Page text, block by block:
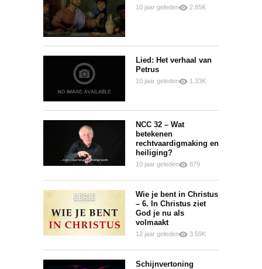
10 jaar geleden
2.85K
Lied: Het verhaal van
Petrus
10 jaar geleden
1.33K
NCC 32 – Wat
betekenen
rechtvaardigmaking en
heiliging?
10 jaar geleden
879
Wie je bent in Christus
– 6. In Christus ziet
God je nu als
volmaakt
12 jaar geleden
3.59K
Schijnvertoning